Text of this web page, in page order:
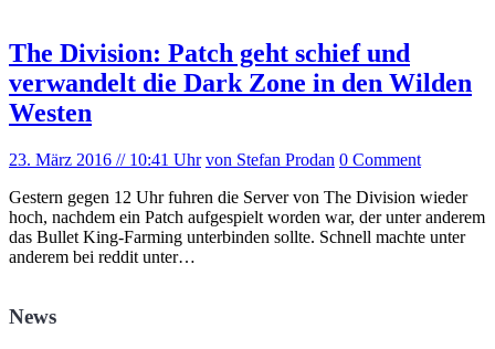
The Division: Patch geht schief und
verwandelt die Dark Zone in den Wilden
Westen
23. März 2016 // 10:41 Uhr von Stefan Prodan 0 Comment
Gestern gegen 12 Uhr fuhren die Server von The Division wieder
hoch, nachdem ein Patch aufgespielt worden war, der unter anderem
das Bullet King-Farming unterbinden sollte. Schnell machte unter
anderem bei reddit unter…
News